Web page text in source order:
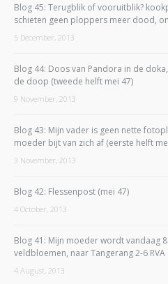
Blog 45: Terugblik of vooruitblik?
schieten geen ploppers meer dood,
5 December, 2013
Blog 44: Doos van Pandora in de
de doop (tweede helft mei 47)
9 November, 2013
Blog 43: Mijn vader is geen nette
moeder bijt van zich af (eerste helft
3 November, 2013
Blog 42: Flessenpost (mei 47)
4 October, 2013
Blog 41: Mijn moeder wordt vandaag
veldbloemen, naar Tangerang 2-6 RVA
4 August, 2013